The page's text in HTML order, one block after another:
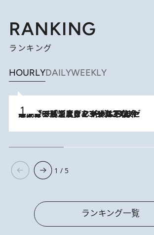
RANKING
ランキング
HOURLYDAILYWEEKLY
2026.8.7
メントールやエタノールは不使用。ピジョンより、マイルドな冷感成分で肌温度をマイナス3℃まで下げる「ごきげんクール ひんやりアクアミスト」を3名様にプレゼント
1 / 5
ランキング一覧